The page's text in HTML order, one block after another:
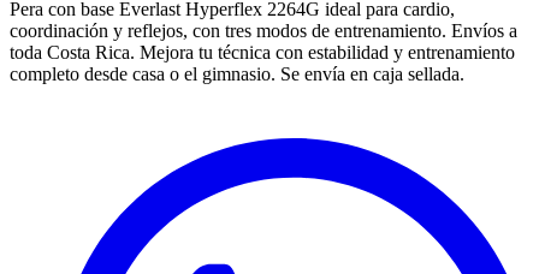
Pera con base Everlast Hyperflex 2264G ideal para cardio,
coordinación y reflejos, con tres modos de entrenamiento. Envíos a
toda Costa Rica. Mejora tu técnica con estabilidad y entrenamiento
completo desde casa o el gimnasio. Se envía en caja sellada.